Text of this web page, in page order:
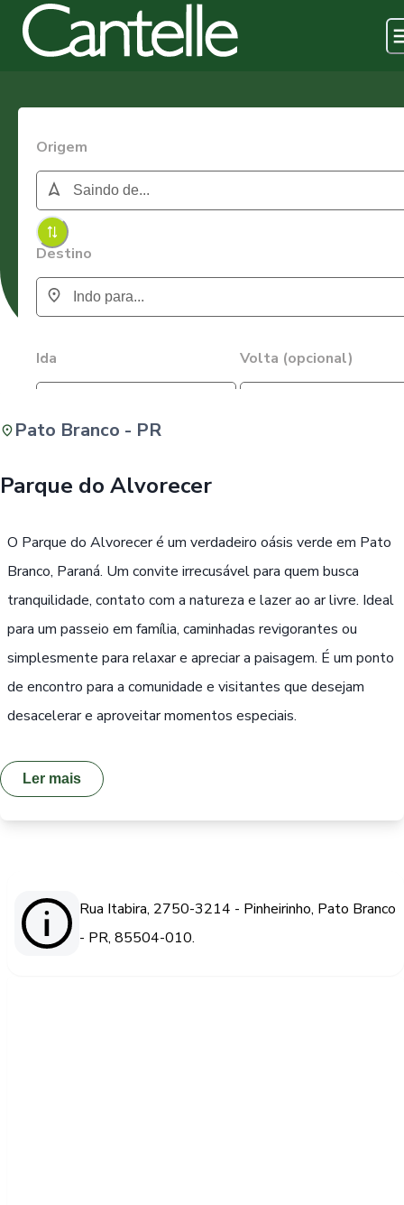
Origem
Destino
Ida Volta (opcional)
Pato Branco - PR
Parque do Alvorecer
O Parque do Alvorecer é um verdadeiro oásis verde em Pato
Branco, Paraná. Um convite irrecusável para quem busca
tranquilidade, contato com a natureza e lazer ao ar livre. Ideal
para um passeio em família, caminhadas revigorantes ou
simplesmente para relaxar e apreciar a paisagem. É um ponto
de encontro para a comunidade e visitantes que desejam
desacelerar e aproveitar momentos especiais.
Ler mais
Rua Itabira, 2750-3214 - Pinheirinho, Pato Branco
- PR, 85504-010.